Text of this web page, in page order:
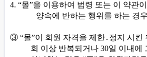
4. “몰”을 이용하여 법령 또는 이 약관
양속에 반하는 행위를 하는 경우
③ “몰”이 회원 자격을 제한․ 정지 시킨
회 이상 반복되거나 30일 이내에